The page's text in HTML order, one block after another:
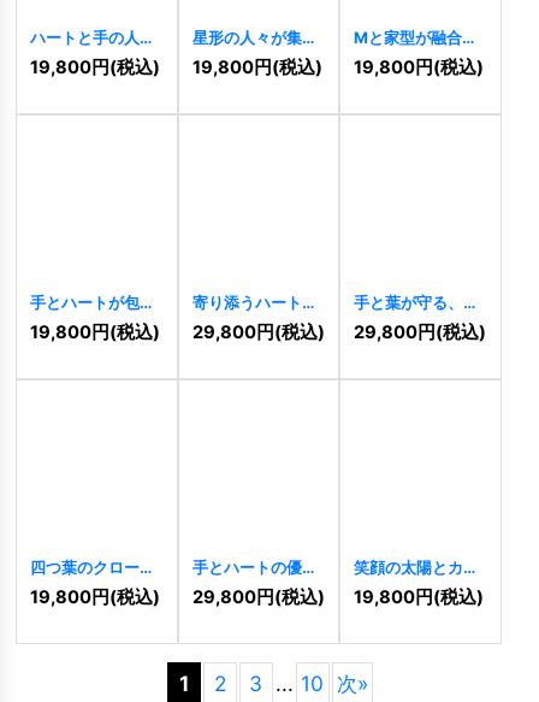
ハートと手の人々
のつながりのロゴ
10059]
19,800円(税込)
星形の人々が集ま
るロゴ [9994]
19,800円(税込)
Mと家型が融合し
たのロゴ[9987]
19,800円(税込)
手とハートが包
む、優しさと幸福
のロゴ [ 9978]
19,800円(税込)
寄り添うハートと
三日月が包む、愛
情と癒しのロゴ
29,800円(税込)
手と葉が守る、安
心と成長の住まい
ロゴ
10939]
29,800円(税込)
四つ葉のクローバ
ーと円が彩る自然
と調和のロゴ
19,800円(税込)
手とハートの優し
いロゴ[10893]
29,800円(税込)
笑顔の太陽とカラ
フルな光が輝くロ
ゴ [ 10895]
19,800円(税込)
1 2 3 ... 10 次»